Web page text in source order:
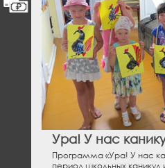
Ура! У нас
Программа «Ура! У нас
период школьных каникул